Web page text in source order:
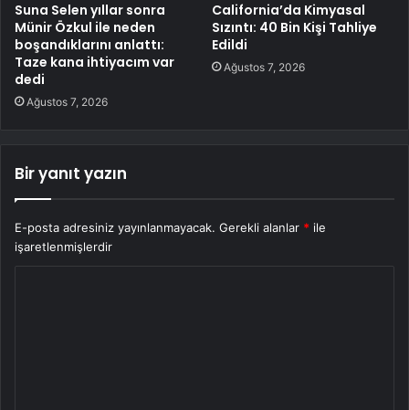
Suna Selen yıllar sonra
Münir Özkul ile neden
boşandıklarını anlattı:
Taze kana ihtiyacım var
dedi
Ağustos 7, 2026
California’da Kimyasal
Sızıntı: 40 Bin Kişi Tahliye
Edildi
Ağustos 7, 2026
Bir yanıt yazın
E-posta adresiniz yayınlanmayacak. Gerekli alanlar * ile
işaretlenmişlerdir